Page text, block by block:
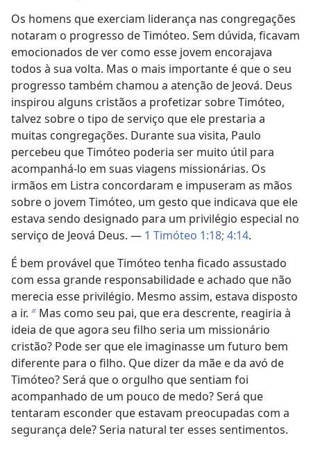
Os homens que exerciam liderança nas congregações
notaram o progresso de Timóteo. Sem dúvida, ficavam
emocionados de ver como esse jovem encorajava
todos à sua volta. Mas o mais importante é que o seu
progresso também chamou a atenção de Jeová. Deus
inspirou alguns cristãos a profetizar sobre Timóteo,
talvez sobre o tipo de serviço que ele prestaria a
muitas congregações. Durante sua visita, Paulo
percebeu que Timóteo poderia ser muito útil para
acompanhá-lo em suas viagens missionárias. Os
irmãos em Listra concordaram e impuseram as mãos
sobre o jovem Timóteo, um gesto que indicava que ele
estava sendo designado para um privilégio especial no
serviço de Jeová Deus. — 1 Timóteo 1:18; 4:14.
É bem provável que Timóteo tenha ficado assustado
com essa grande responsabilidade e achado que não
merecia esse privilégio. Mesmo assim, estava disposto
a ir. b Mas como seu pai, que era descrente, reagiria à
ideia de que agora seu filho seria um missionário
cristão? Pode ser que ele imaginasse um futuro bem
diferente para o filho. Que dizer da mãe e da avó de
Timóteo? Será que o orgulho que sentiam foi
acompanhado de um pouco de medo? Será que
tentaram esconder que estavam preocupadas com a
segurança dele? Seria natural ter esses sentimentos.